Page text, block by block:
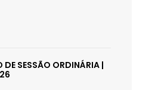
SESSÃO ORDINÁRIA |